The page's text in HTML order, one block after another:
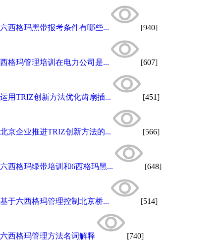
六西格玛黑带报考条件有哪些... [940]
西格玛管理培训在电力公司是... [607]
运用TRIZ创新方法优化齿扇插... [451]
北京企业推进TRIZ创新方法的... [566]
六西格玛绿带培训和6西格玛黑... [648]
基于六西格玛管理控制北京桥... [514]
六西格玛管理方法名词解释 [740]